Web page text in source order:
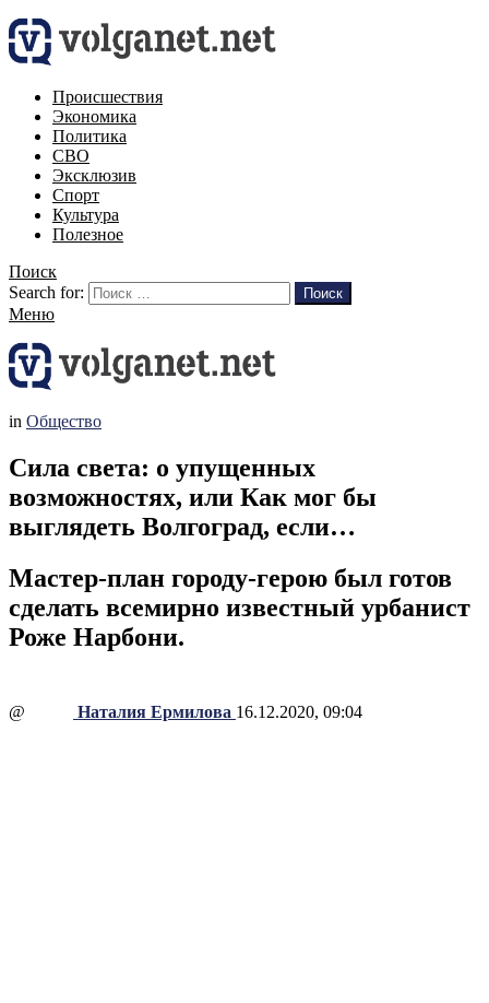
Происшествия
Экономика
Политика
СВО
Эксклюзив
Спорт
Культура
Полезное
Поиск
Search for:
Поиск
Меню
in Общество
Сила света: о упущенных
возможностях, или Как мог бы
выглядеть Волгоград, если…
Мастер-план городу-герою был готов
сделать всемирно известный урбанист
Роже Нарбони.
@ Наталия Ермилова 16.12.2020, 09:04